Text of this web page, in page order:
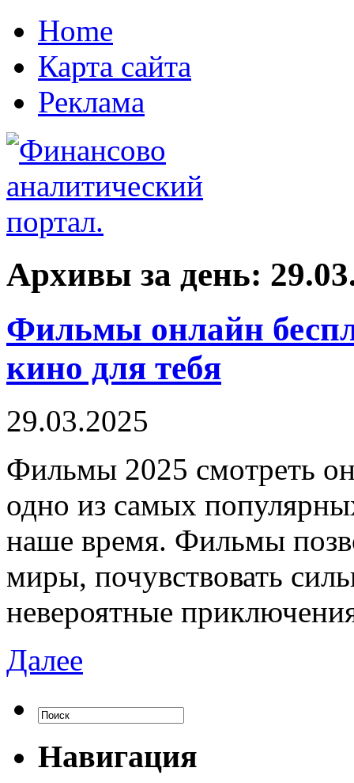
Home
Карта сайта
Реклама
Архивы за день:
Фильмы онлайн
кино для тебя
29.03.2025
Фильмы 2025 смoтрeть
одно из самых
наше время. Фильмы
миры, почувствовать
невероятные
Далее
Навигация